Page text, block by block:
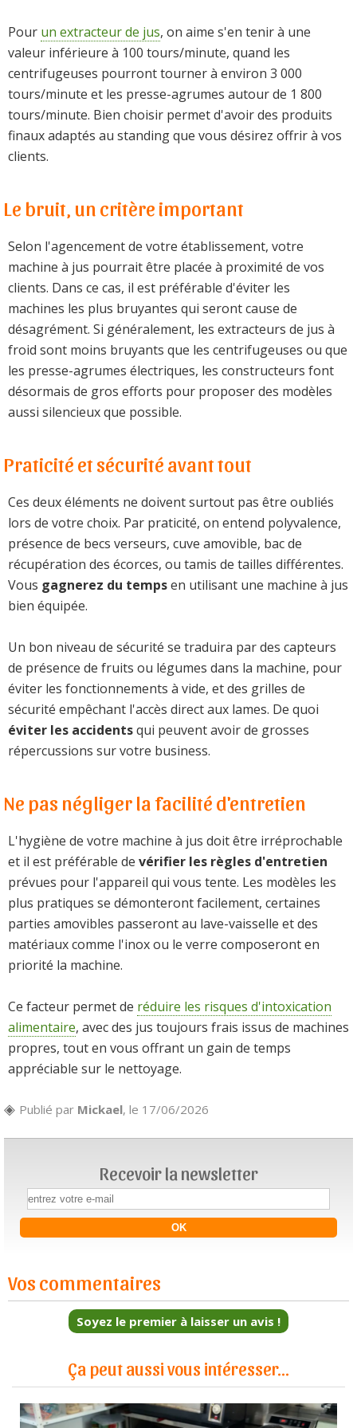
Pour un extracteur de jus, on aime s'en tenir à une
valeur inférieure à 100 tours/minute, quand les
centrifugeuses pourront tourner à environ 3 000
tours/minute et les presse-agrumes autour de 1 800
tours/minute. Bien choisir permet d'avoir des produits
finaux adaptés au standing que vous désirez offrir à vos
clients.
Le bruit, un critère important
Selon l'agencement de votre établissement, votre
machine à jus pourrait être placée à proximité de vos
clients. Dans ce cas, il est préférable d'éviter les
machines les plus bruyantes qui seront cause de
désagrément. Si généralement, les extracteurs de jus à
froid sont moins bruyants que les centrifugeuses ou que
les presse-agrumes électriques, les constructeurs font
désormais de gros efforts pour proposer des modèles
aussi silencieux que possible.
Praticité et sécurité avant tout
Ces deux éléments ne doivent surtout pas être oubliés
lors de votre choix. Par praticité, on entend polyvalence,
présence de becs verseurs, cuve amovible, bac de
récupération des écorces, ou tamis de tailles différentes.
Vous gagnerez du tempsen utilisant une machine à jus
bien équipée.
Un bon niveau de sécurité se traduira par des capteurs
de présence de fruits ou légumes dans la machine, pour
éviter les fonctionnements à vide, et des grilles de
sécurité empêchant l'accès direct aux lames. De quoi
éviter les accidentsqui peuvent avoir de grosses
répercussions sur votre business.
Ne pas négliger la facilité d'entretien
L'hygiène de votre machine à jus doit être irréprochable
et il est préférable de vérifier les règles d'entretien
prévues pour l'appareil qui vous tente. Les modèles les
plus pratiques se démonteront facilement, certaines
parties amovibles passeront au lave-vaisselle et des
matériaux comme l'inox ou le verre composeront en
priorité la machine.
Ce facteur permet de réduire les risques d'intoxication
alimentaire, avec des jus toujours frais issus de machines
propres, tout en vous offrant un gain de temps
appréciable sur le nettoyage.
Publié par Mickael, le 17/06/2026
Recevoir la newsletter
Vos commentaires
Soyez le premier à laisser un avis !
Ça peut aussi vous intéresser...